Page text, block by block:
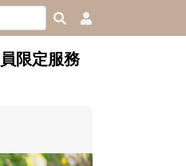
限定服務